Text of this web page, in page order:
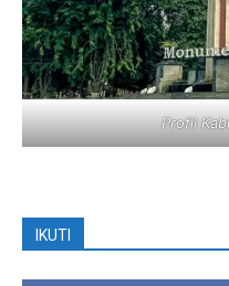
Profil
IKUTI